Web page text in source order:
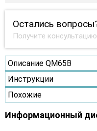
Остались
Получите
Описание QM65B
Инструкции
Похожие
Информационный